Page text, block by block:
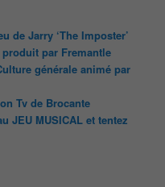
de Jarry ‘The Imposter’
par Fremantle
générale animé par
Tv de Brocante
JEU MUSICAL et tentez